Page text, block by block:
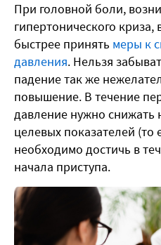
При головной боли,
гипертонического
быстрее принять меры к
давления. Нельзя
падение так же
повышение. В течение
давление нужно снижать
целевых показателей (то
необходимо достичь в
начала приступа.